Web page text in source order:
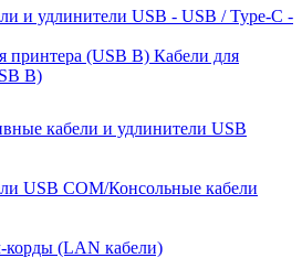
и удлинители USB - USB / Type-C -
Кабели для
B)
кабели и удлинители USB
USB COM/Консольные кабели
корды (LAN кабели)